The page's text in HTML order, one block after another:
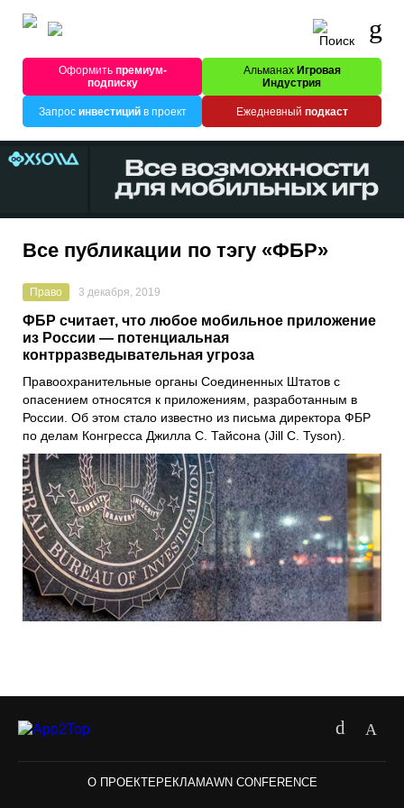
Оформитьпремиум-
подписку
Альманах Игровая
Индустрия
Запрос инвестицийв проект Ежедневный подкаст
Все публикации по тэгу «ФБР»
Право 3 декабря, 2019
ФБР считает, что любое мобильное приложение
из России — потенциальная
контрразведывательная угроза
Правоохранительные органы Соединенных Штатов с
опасением относятся к приложениям, разработанным в
России. Об этом стало известно из письма директора ФБР
по делам Конгресса Джилла С. Тайсона (Jill C. Tyson).
О ПРОЕКТЕРЕКЛАМАWN CONFERENCE